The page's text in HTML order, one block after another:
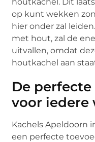
op kunt wekken
hier onder zal
met hout, zal de
uitvallen, omdat
houtkachel aan
De
voor iedere
Kachels Apeldoorn
een perfecte